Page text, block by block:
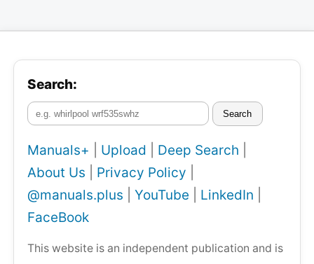
Search:
Search
Manuals+ Upload Deep Search
About Us
Privacy Policy
@manuals.plus
YouTube LinkedIn
FaceBook
This website is an independent publication and is